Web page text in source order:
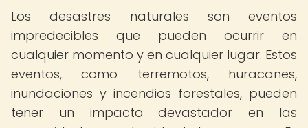
Los desastres naturales son eventos
impredecibles que pueden ocurrir en
cualquier momento y en cualquier lugar. Estos
eventos, como terremotos, huracanes,
inundaciones y incendios forestales, pueden
tener un impacto devastador en las